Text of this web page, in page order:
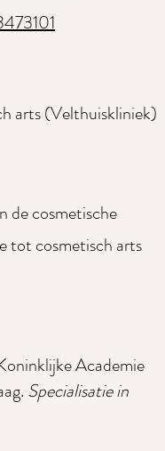
arts (Velthuiskliniek)
de cosmetische
tot cosmetisch arts
Academie
Specialisatie in